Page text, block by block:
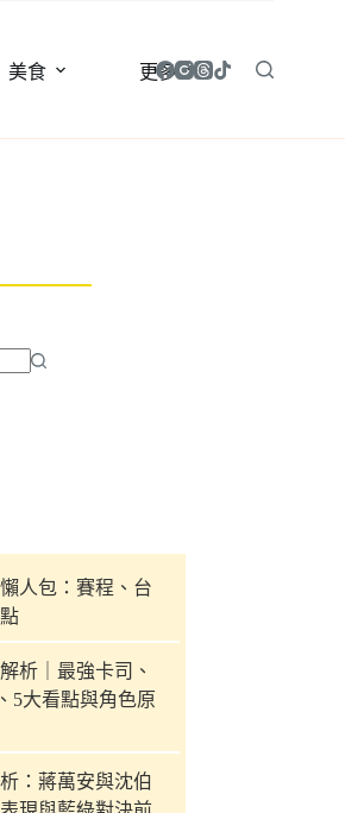
美食 更多
人包：賽程、台
析｜最強卡司、
5大看點與角色原
：蔣萬安與沈伯